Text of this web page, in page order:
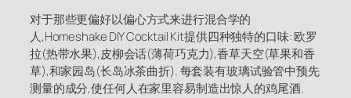
对于那些更偏好以偏心方式来进行混合学的
人,Homeshake DIY Cocktail Kit提供四种独特的口味: 欧罗
拉(热带水果),皮柳会话(薄荷巧克力),香草天空(草果和香
草),和家园岛(长岛冰茶曲折). 每套装有玻璃试验管中预先
测量的成分,使任何人在家里容易制造出惊人的鸡尾酒.